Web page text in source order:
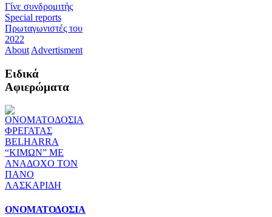
Γίνε συνδρομιτής
Special reports
Πρωταγωνιστές του
2022
About Advertisment
Ειδικά
Αφιερώματα
ΟΝΟΜΑΤΟΔΟΣΙΑ